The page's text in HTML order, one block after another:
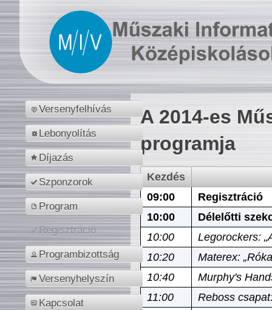
Versenyfelhívás
Lebonyolítás
Díjazás
Szponzorok
Program
Regisztráció
Programbizottság
Versenyhelyszín
Kapcsolat
A 2014-es
programja
Kezdés
09:00
Regisztráció
10:00
Délelőtti
10:00
Legorockers:
10:20
Materex:
10:40
Murphy's
11:00
Reboss